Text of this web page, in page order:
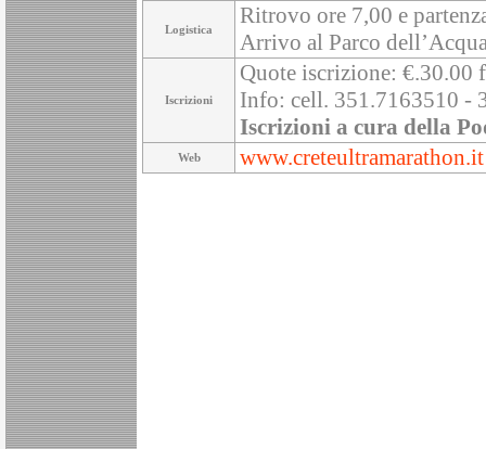
Logistica
Ritrovo ore 7,00 e
Arrivo al Parco
Iscrizioni
Quote iscrizione:
Info: cell. 351.7163510 -
Iscrizioni a cura della
Web www.creteultramarathon.it